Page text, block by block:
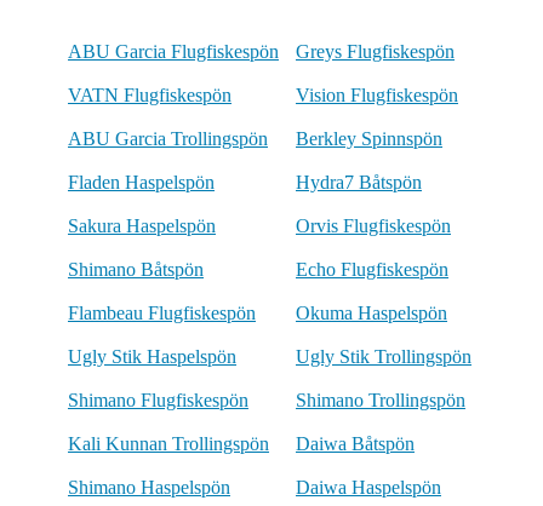
ABU Garcia Flugfiskespön Greys Flugfiskespön
VATN Flugfiskespön Vision Flugfiskespön
ABU Garcia Trollingspön Berkley Spinnspön
Fladen Haspelspön Hydra7 Båtspön
Sakura Haspelspön Orvis Flugfiskespön
Shimano Båtspön Echo Flugfiskespön
Flambeau Flugfiskespön Okuma Haspelspön
Ugly Stik Haspelspön Ugly Stik Trollingspön
Shimano Flugfiskespön Shimano Trollingspön
Kali Kunnan Trollingspön Daiwa Båtspön
Shimano Haspelspön Daiwa Haspelspön